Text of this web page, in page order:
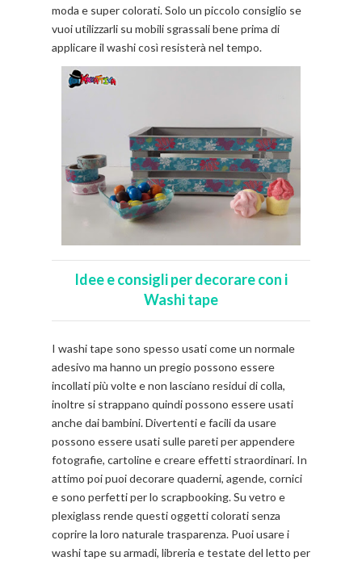
moda e super colorati. Solo un piccolo consiglio se
vuoi utilizzarli su mobili sgrassali bene prima di
applicare il washi così resisterà nel tempo.
Idee e consigli per decorarecon i
Washi tape
I washi tape sono spesso usati come un normale
adesivo ma hanno un pregio possono essere
incollati più volte e non lasciano residui di colla,
inoltre si strappano quindi possono essere usati
anche dai bambini. Divertenti e facili da usare
possono essere usati sulle pareti per appendere
fotografie, cartoline e creare effetti straordinari. In
attimo poi puoi decorare quaderni, agende, cornici
e sono perfetti per lo scrapbooking. Su vetro e
plexiglass rende questi oggetti colorati senza
coprire la loro naturale trasparenza. Puoi usare i
washi tape su armadi, libreria e testate del letto per